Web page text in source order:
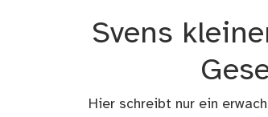
Svens
Hier schreibt nur ein